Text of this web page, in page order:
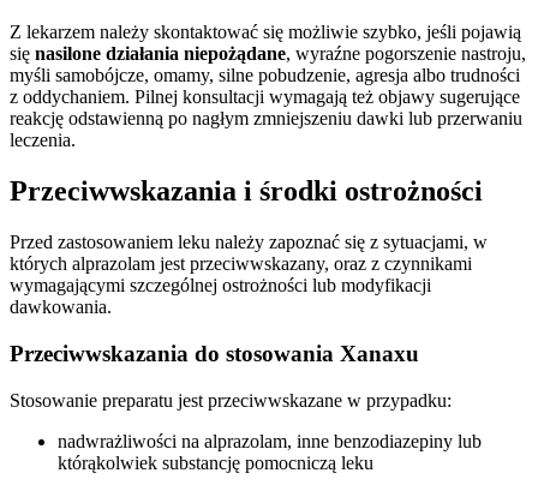
Z lekarzem należy skontaktować się możliwie szybko, jeśli pojawią
się nasilone działania niepożądane, wyraźne pogorszenie nastroju,
myśli samobójcze, omamy, silne pobudzenie, agresja albo trudności
z oddychaniem. Pilnej konsultacji wymagają też objawy sugerujące
reakcję odstawienną po nagłym zmniejszeniu dawki lub przerwaniu
leczenia.
Przeciwwskazania i środki ostrożności
Przed zastosowaniem leku należy zapoznać się z sytuacjami, w
których alprazolam jest przeciwwskazany, oraz z czynnikami
wymagającymi szczególnej ostrożności lub modyfikacji
dawkowania.
Przeciwwskazania do stosowania Xanaxu
Stosowanie preparatu jest przeciwwskazane w przypadku:
nadwrażliwości na alprazolam, inne benzodiazepiny lub
którąkolwiek substancję pomocniczą leku